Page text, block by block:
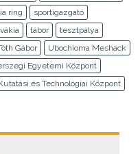
ring
sportigazgató
tábor
tesztpálya
Gábor
Ubochioma Meshack
Egyetemi Központ
és Technológiai Központ